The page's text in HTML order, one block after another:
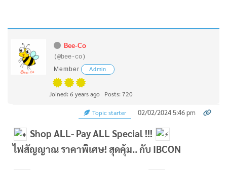
Bee-Co
(@bee-co)
Member
Admin
Joined: 6 years ago Posts: 720
Topic starter 02/02/2024 5:46 pm
Shop ALL- Pay ALL Special !!!
ไฟสัญญาณ ราคาพิเศษ! สุดคุ้ม.. กับ IBCON